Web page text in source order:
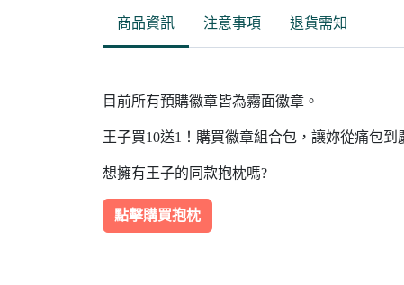
商品資訊 注意事項 退貨需知
目前所有預購徽章皆為霧面徽章。
王子買10送1！購買徽章組合包，讓妳從痛包到
想擁有王子的同款抱枕嗎?
點擊購買抱枕